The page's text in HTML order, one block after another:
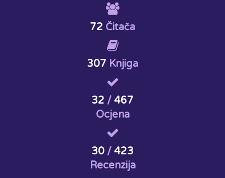
72 Čitača
307 Knjiga
32 / 467
Ocjena
30 / 423
Recenzija